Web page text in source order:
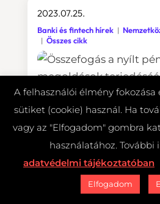
Összefogás a nyílt
2023.07.25.
Banki és fintech hírek
Összes cikk
A felhasználói élmény
sütiket (cookie) használ. Ha
vagy az "Elfogadom" gombra
használatához. További
adatvédelmi tájékoztatóban
Elfogadom